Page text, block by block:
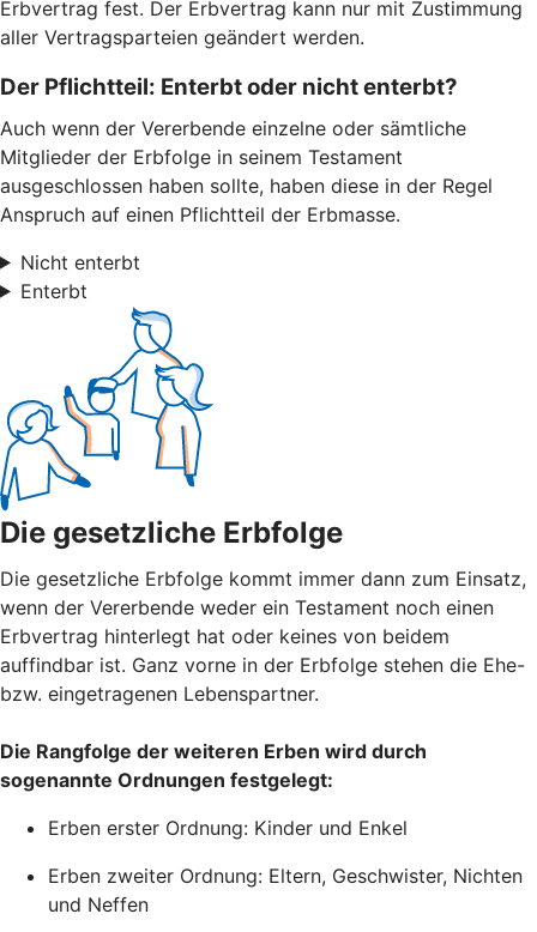
Erbvertrag fest. Der Erbvertrag kann nur mit Zustimmung
aller Vertragsparteien geändert werden.
Der Pflichtteil: Enterbt oder nicht enterbt?
Auch wenn der Vererbende einzelne oder sämtliche
Mitglieder der Erbfolge in seinem Testament
ausgeschlossen haben sollte, haben diese in der Regel
Anspruch auf einen Pflichtteil der Erbmasse.
Nicht enterbt
Enterbt
Die gesetzliche Erbfolge
Die gesetzliche Erbfolge kommt immer dann zum Einsatz,
wenn der Vererbende weder ein Testament noch einen
Erbvertrag hinterlegt hat oder keines von beidem
auffindbar ist. Ganz vorne in der Erbfolge stehen die Ehe-
bzw. eingetragenen Lebenspartner.
Die Rangfolge der weiteren Erben wird durch
sogenannte Ordnungen festgelegt:
Erben erster Ordnung: Kinder und Enkel
Erben zweiter Ordnung: Eltern, Geschwister, Nichten
und Neffen